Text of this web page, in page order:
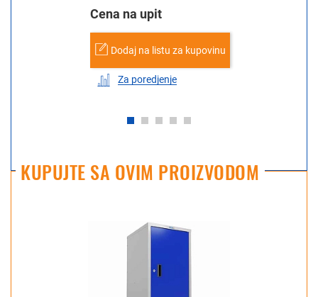
Cena na upit
Dodaj na listu za kupovinu
Za poredjenje
KUPUJTE SA OVIM PROIZVODOM